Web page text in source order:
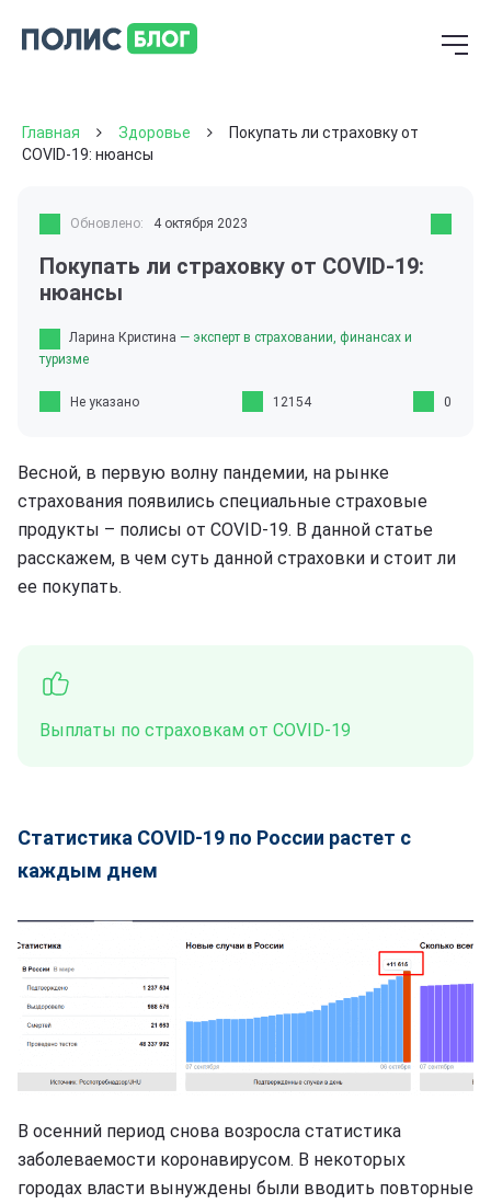
Главная Здоровье
Покупать ли страховку от
COVID-19: нюансы
Обновлено: 4 октября 2023
Покупать ли страховку от COVID-19:
нюансы
Ларина Кристина — эксперт в страховании, финансах и
туризме
Не указано 12154 0
Весной, в первую волну пандемии, на рынке
страхования появились специальные страховые
продукты – полисы от COVID-19. В данной статье
расскажем, в чем суть данной страховки и стоит ли
ее покупать.
Выплаты по страховкам от COVID-19
Статистика COVID-19 по России растет с
каждым днем
В осенний период снова возросла статистика
заболеваемости коронавирусом. В некоторых
городах власти вынуждены были вводить повторные